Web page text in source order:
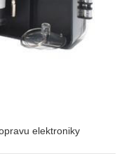
elektroniky